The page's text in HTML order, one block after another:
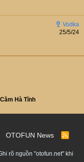
25/5/24
Hà Tĩnh
OTOFUN News
R
S
rõ nguồn "otofun.net" khi